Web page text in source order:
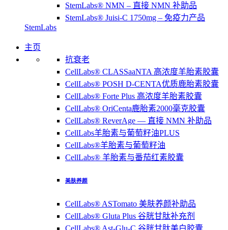
StemLabs® NMN – 直接 NMN 补助品
StemLabs® Juisi-C 1750mg – 免疫力产品
StemLabs
主页
抗衰老
CellLabs® CLASSaaNTA 高浓度羊胎素胶囊
CellLabs® POSH D-CENTA优质鹿胎素胶囊
CellLabs® Forte Plus 高浓度羊胎素胶囊
CellLabs® OriCenta鹿胎素2000毫克胶囊
CellLabs® ReverAge — 直接 NMN 补助品
CellLabs羊胎素与葡萄籽油PLUS
CellLabs®羊胎素与葡萄籽油
CellLabs® 羊胎素与番茄红素胶囊
美肤养颜
CellLabs® ASTomato 美肤养颜补助品
CellLabs® Gluta Plus 谷胱甘肽补充剂
CellLabs® Ast-Glu-C 谷胱甘肽美白胶囊